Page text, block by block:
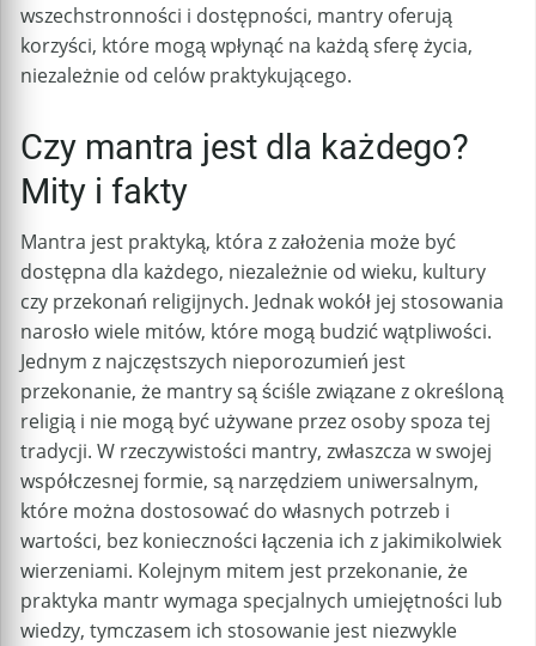
wszechstronności i dostępności, mantry oferują
korzyści, które mogą wpłynąć na każdą sferę życia,
niezależnie od celów praktykującego.
Czy mantra jest dla każdego?
Mity i fakty
Mantra jest praktyką, która z założenia może być
dostępna dla każdego, niezależnie od wieku, kultury
czy przekonań religijnych. Jednak wokół jej stosowania
narosło wiele mitów, które mogą budzić wątpliwości.
Jednym z najczęstszych nieporozumień jest
przekonanie, że mantry są ściśle związane z określoną
religią i nie mogą być używane przez osoby spoza tej
tradycji. W rzeczywistości mantry, zwłaszcza w swojej
współczesnej formie, są narzędziem uniwersalnym,
które można dostosować do własnych potrzeb i
wartości, bez konieczności łączenia ich z jakimikolwiek
wierzeniami. Kolejnym mitem jest przekonanie, że
praktyka mantr wymaga specjalnych umiejętności lub
wiedzy, tymczasem ich stosowanie jest niezwykle